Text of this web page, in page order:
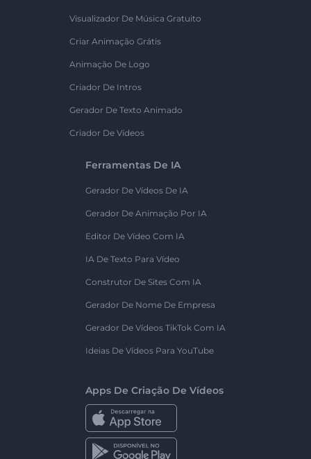
Visualizador De Música Gratuito
Criar Animação Grátis
Animação De Logo
Criador De Intros
Gerador De Texto Animado
Criador De Vídeos
Ferramentas De IA
Gerador De Vídeos De IA
Gerador De Animação Por IA
Editor De Vídeo Com IA
IA De Texto Para Vídeo
Construtor De Sites Com IA
Gerador De Nome De Empresa
Gerador De Vídeos TikTok Com IA
Ideias De Vídeos Para YouTube
Apps De Criação De Vídeos